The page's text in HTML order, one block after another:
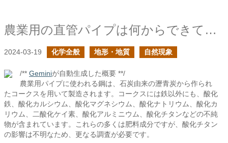
農業用の直管パイプは何からできている？３
2024-03-19 化学全般 地形・地質 自然現象
/** Geminiが自動生成した概要 **/
農業用パイプに使われる鋼は、石炭由来の瀝青炭から作られ
たコークスを用いて製造されます。コークスには鉄以外にも、酸化
鉄、酸化カルシウム、酸化マグネシウム、酸化ナトリウム、酸化カ
リウム、二酸化ケイ素、酸化アルミニウム、酸化チタンなどの不純
物が含まれています。これらの多くは肥料成分ですが、酸化チタン
の影響は不明なため、更なる調査が必要です。